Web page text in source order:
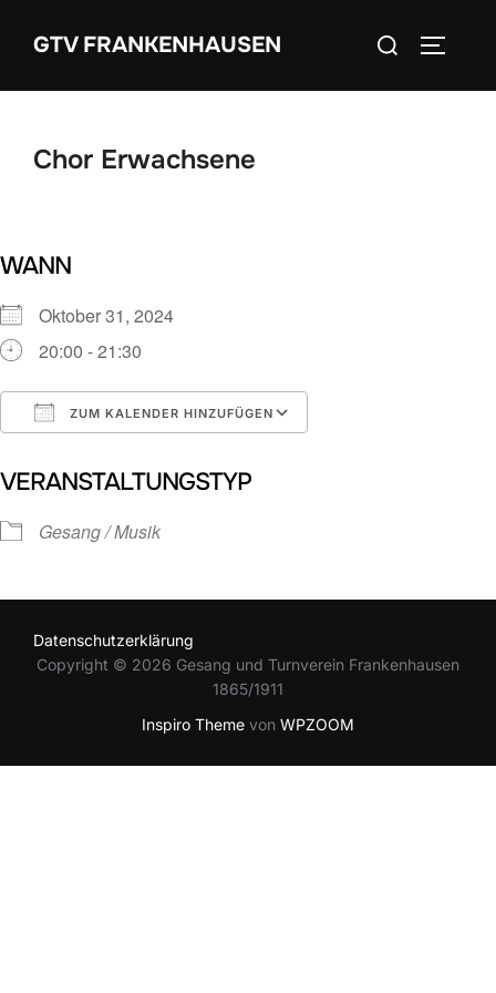
InhaltGTV FRANKENHAUSEN
Suchen
Chor Erwachsene
WANN
Oktober 31, 2024
20:00 - 21:30
ZUM KALENDER HINZUFÜGEN
VERANSTALTUNGSTYP
Gesang / Musik
Datenschutzerklärung
Copyright © 2026 Gesang und Turnverein Frankenhausen
1865/1911
Inspiro Theme von WPZOOM